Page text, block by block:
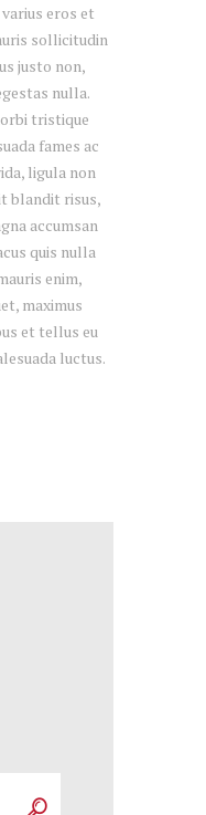
eros et
sollicitudin
justo non,
nulla.
tristique
fames ac
ligula non
blandit risus,
accumsan
quis nulla
enim,
maximus
et tellus eu
luctus.